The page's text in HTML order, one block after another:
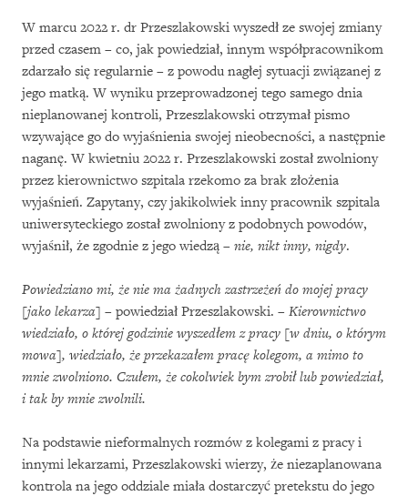
W marcu 2022 r. dr Przeszlakowski wyszedł ze swojej zmiany
przed czasem – co, jak powiedział, innym współpracownikom
zdarzało się regularnie – z powodu nagłej sytuacji związanej z
jego matką. W wyniku przeprowadzonej tego samego dnia
nieplanowanej kontroli, Przeszlakowski otrzymał pismo
wzywające go do wyjaśnienia swojej nieobecności, a następnie
naganę. W kwietniu 2022 r. Przeszlakowski został zwolniony
przez kierownictwo szpitala rzekomo za brak złożenia
wyjaśnień. Zapytany, czy jakikolwiek inny pracownik szpitala
uniwersyteckiego został zwolniony z podobnych powodów,
wyjaśnił, że zgodnie z jego wiedzą – nie, nikt inny, nigdy.
Powiedziano mi, że nie ma żadnych zastrzeżeń do mojej pracy
[jako lekarza] – powiedział Przeszlakowski. – Kierownictwo
wiedziało, o której godzinie wyszedłem z pracy [w dniu, o którym
mowa], wiedziało, że przekazałem pracę kolegom, a mimo to
mnie zwolniono. Czułem, że cokolwiek bym zrobił lub powiedział,
i tak by mnie zwolnili.
Na podstawie nieformalnych rozmów z kolegami z pracy i
innymi lekarzami, Przeszlakowski wierzy, że niezaplanowana
kontrola na jego oddziale miała dostarczyć pretekstu do jego